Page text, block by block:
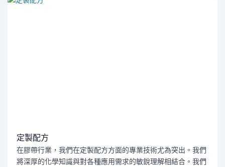
定製配方
在膠帶行業，我們在定製配方方面的專業技術尤為突出。我們
將深厚的化學知識與對各種應用需求的敏銳理解相結合。我們